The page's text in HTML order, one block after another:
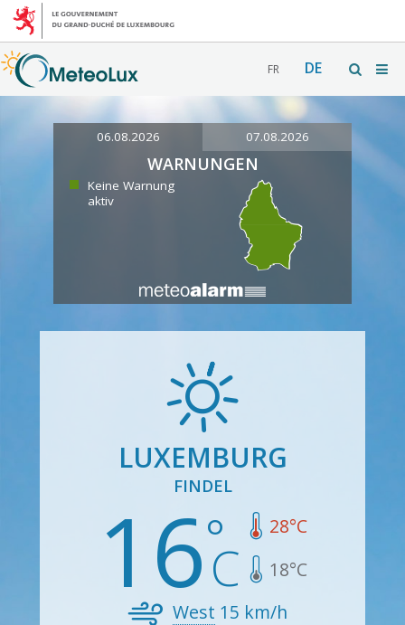
FR DE
06.08.2026 07.08.2026
WARNUNGEN
Keine Warnung
aktiv
LUXEMBURG
FINDEL
16 28°C
18°C
West 15 km/h